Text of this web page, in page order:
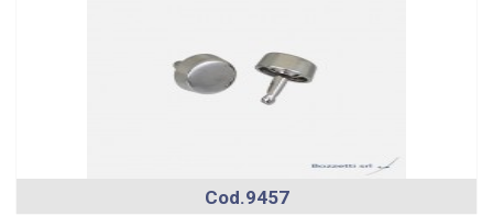
Cod.9457